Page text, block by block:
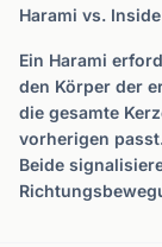
Harami vs.
Ein Harami
den Körper der
die gesamte
vorherigen
Beide